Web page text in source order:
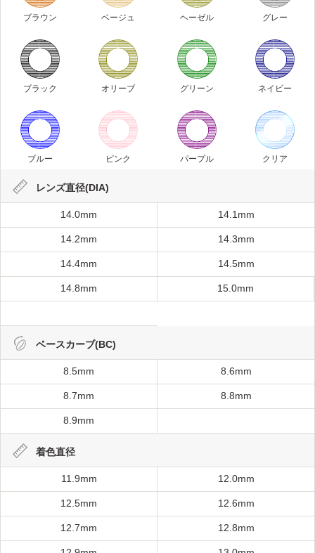
ブラウン ベージュ ヘーゼル グレー
ブラック オリーブ グリーン ネイビー
ブルー ピンク パープル クリア
レンズ直径(DIA)
14.0mm 14.1mm
14.2mm 14.3mm
14.4mm 14.5mm
14.8mm 15.0mm
ベースカーブ(BC)
8.5mm 8.6mm
8.7mm 8.8mm
8.9mm
着色直径
11.9mm 12.0mm
12.5mm 12.6mm
12.7mm 12.8mm